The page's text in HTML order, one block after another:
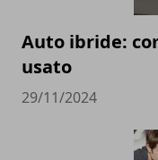
Auto ibride:
usato
29/11/2024